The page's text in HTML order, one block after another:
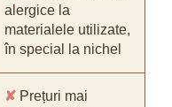
alergice la
materialele utilizate,
în special la nichel
✘ Prețuri mai